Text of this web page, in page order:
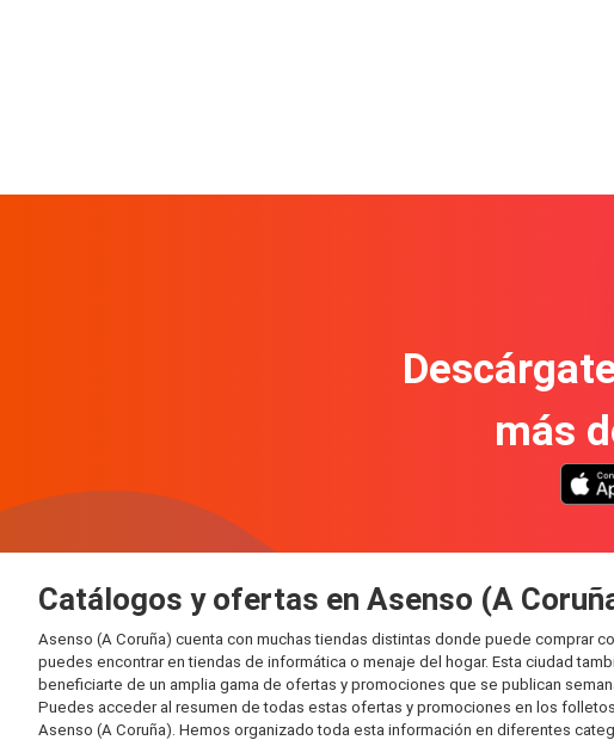
más
Catálogos y ofertas en Asenso (A
Asenso (A Coruña) cuenta con muchas tiendas distintas donde puede comprar
puedes encontrar en tiendas de informática o menaje del hogar. Esta ciudad
beneficiarte de un amplia gama de ofertas y promociones que se publican
Puedes acceder al resumen de todas estas ofertas y promociones en los
Asenso (A Coruña). Hemos organizado toda esta información en diferentes